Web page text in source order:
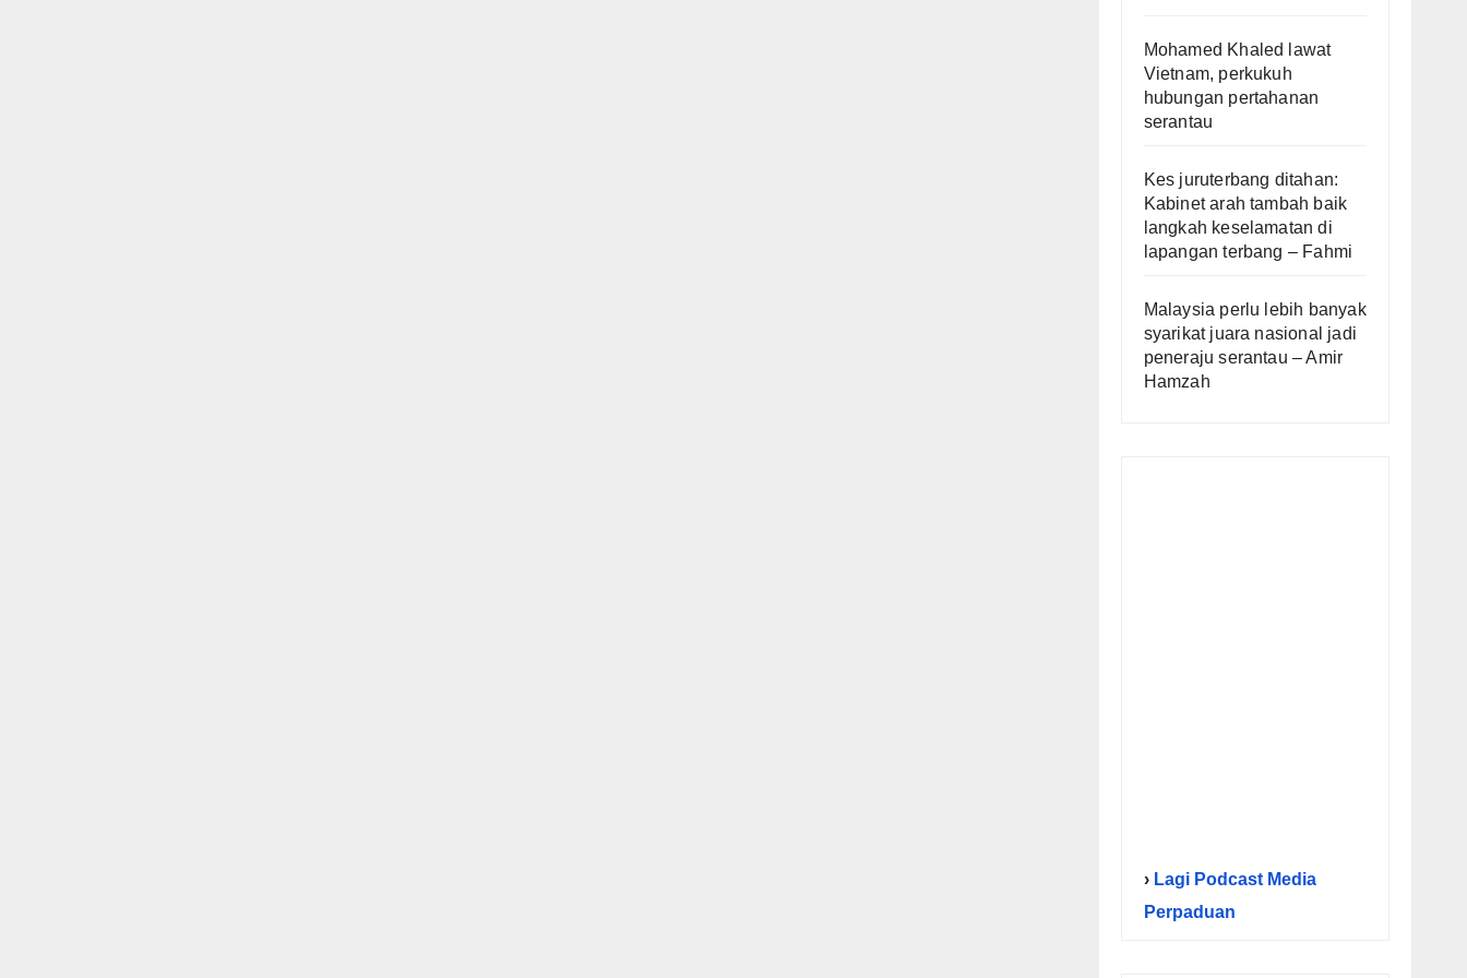
Mohamed Khaled lawat
Vietnam, perkukuh
hubungan pertahanan
serantau
Kes juruterbang ditahan:
Kabinet arah tambah baik
langkah keselamatan di
lapangan terbang – Fahmi
Malaysia perlu lebih banyak
syarikat juara nasional jadi
peneraju serantau – Amir
Hamzah
›Lagi Podcast Media
Perpaduan